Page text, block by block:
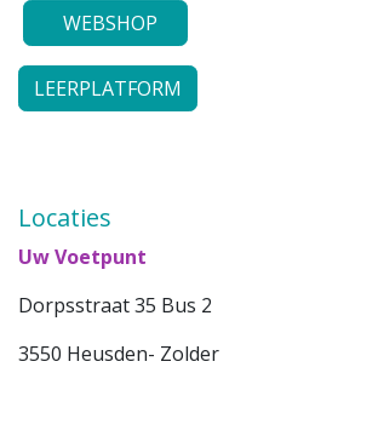
WEBSHOP
LEERPLATFORM
Locaties
Uw Voetpunt
Dorpsstraat 35 Bus 2
3550 Heusden- Zolder